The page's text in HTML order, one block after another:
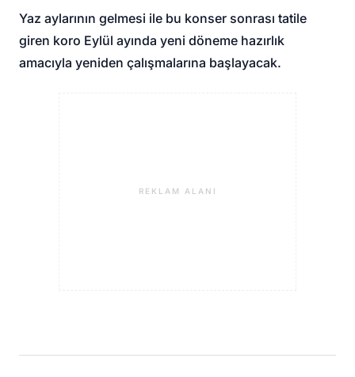
Yaz aylarının gelmesi ile bu konser sonrası tatile
giren koro Eylül ayında yeni döneme hazırlık
amacıyla yeniden çalışmalarına başlayacak.
REKLAM ALANI